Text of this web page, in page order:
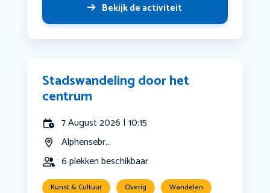
Bekijk de activiteit
Stadswandeling door het
centrum
7 August 2026 | 10:15
Alphensebr...
6 plekken beschikbaar
Kunst & Cultuur Overig Wandelen